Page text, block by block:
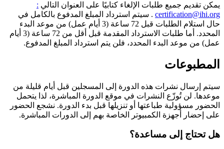
يمكن تقديم جميع طلبات الإلغاء كتابيًا على العنوان التالي :
certification@ihi.org . سيتم استرداد المبلغ المدفوع بالكامل في
حال استلام الطلبات قبل 72 ساعة (3 أيام عمل) من موعد البدء
المحدد. أما طلبات الاسترداد المقدمة قبل أقل من 72 ساعة (3 أيام
عمل) من موعد البدء المحدد، فلن يتم استرداد المبلغ المدفوع.
​المطبوعات
سيتم إرسال نشرات هذه الدورة إلى المسجلين قبل أيام قليلة من
موعدها. لن تُوزّع النشرات في موقع الدورة المباشرة، لذا يتحمل
الحضور مسؤولية طباعتها أو تنزيلها قبل بدء الدورة. نشجع الحضور
على إحضار أجهزة الكمبيوتر الخاصة بهم إلى الدورات المباشرة.
هل تحتاج إلى مساعدة؟